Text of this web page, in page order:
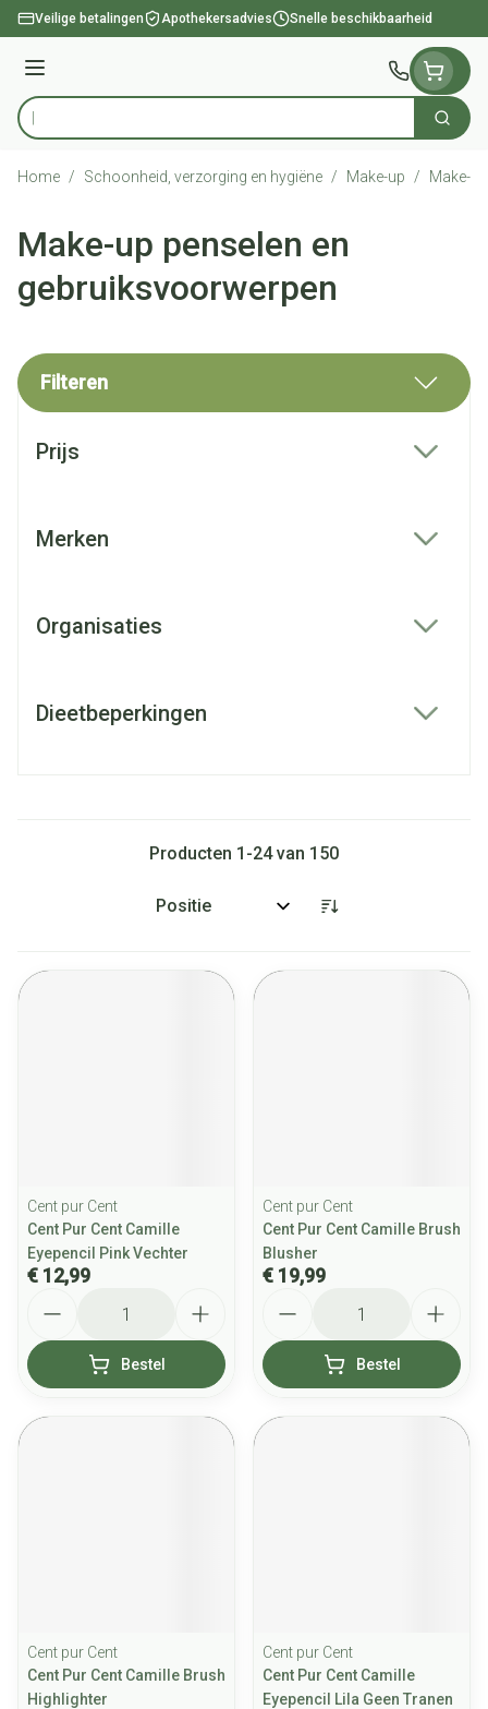
Ga naar de inhoud
Veilige betalingen Apothekersadvies Snelle beschikbaarheid
Menu
Product, merk, categorie... Zoek
Home / Schoonheid, verzorging en hygiëne / Make-up / Make-
Make-up penselen en
gebruiksvoorwerpen
Filteren
Prijs
Merken
Organisaties
Dieetbeperkingen
Producten 1 -24van 150
Sorteer op:
Cent pur Cent
Cent Pur Cent Camille
Eyepencil Pink Vechter
€ 12,99
Bestel
Cent pur Cent
Cent Pur Cent Camille Brush
Blusher
€ 19,99
Bestel
Cent pur Cent
Cent Pur Cent Camille Brush
Highlighter
Cent pur Cent
Cent Pur Cent Camille
Eyepencil Lila Geen Tranen